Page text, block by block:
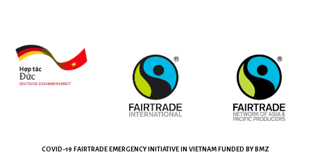
COVID-19 FAIRTRADE EMERGENCY INITIATIVE IN VIETNAM FUNDED BY BMZ